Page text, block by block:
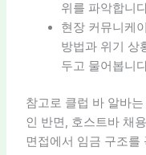
위를 파악합니
현장 커뮤니케
방법과 위기 상
두고 물어봅니
참고로 클럽 바 알바
인 반면, 호스트바 채
면접에서 임금 구조를